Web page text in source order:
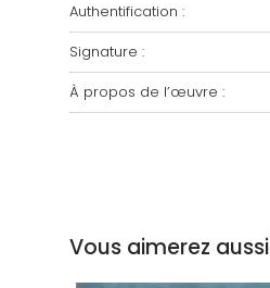
Authentification :
Signature :
À propos de l’œuvre :
Vous aimerez aussi